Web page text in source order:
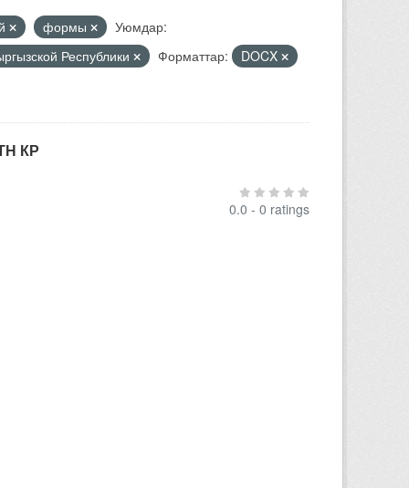
формы
Уюмдар:
Республики
Форматтар: DOCX
КР
0.0 - 0 ratings